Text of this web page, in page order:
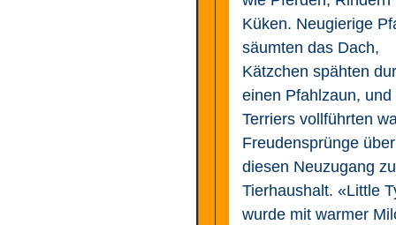
Küken. Neugierige
säumten das Dach,
Kätzchen spähten
einen Pfahlzaun, und
Terriers vollführten
Freudensprünge über
diesen Neuzugang
Tierhaushalt. «Little
wurde mit warmer